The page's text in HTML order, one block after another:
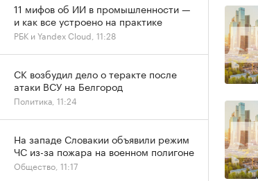
11 мифов об ИИ в промышленности —
и как все устроено на практике
РБК и Yandex Cloud, 11:28
СК возбудил дело о теракте после
атаки ВСУ на Белгород
Политика, 11:24
На западе Словакии объявили режим
ЧС из-за пожара на военном полигоне
Общество, 11:17